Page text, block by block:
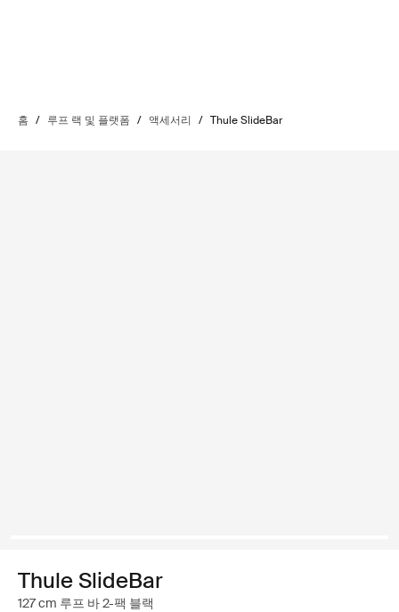
홈 / 루프 랙 및 플랫폼 / 액세서리 / Thule SlideBar
Thule SlideBar
127 cm 루프 바 2-팩 블랙